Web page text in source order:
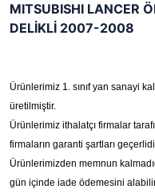
MITSUBISHI LANCER
DELİKLİ 2007-2008
Ürünlerimiz 1. sınıf yan sanayi
üretilmiştir.
Ürünlerimiz ithalatçı firmalar
firmaların garanti şartları
Ürünlerimizden memnun
gün içinde iade ödemesini